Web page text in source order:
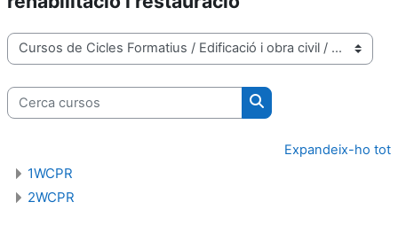
Categories de cursos
Cerca cursos
Cerca cursos
Expandeix-ho tot
1WCPR
2WCPR